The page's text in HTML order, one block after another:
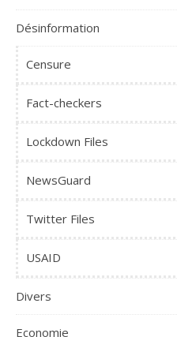
Désinformation
Censure
Fact-checkers
Lockdown Files
NewsGuard
Twitter Files
USAID
Divers
Economie